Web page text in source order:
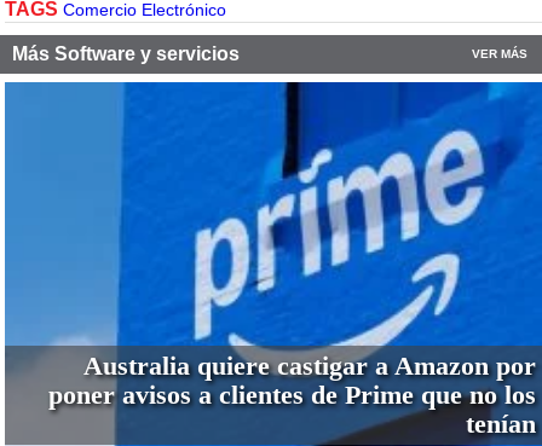
TAGS Comercio Electrónico
Más Software y servicios VER MÁS
Australia quiere castigar a Amazon por
poner avisos a clientes de Prime que no los
tenían